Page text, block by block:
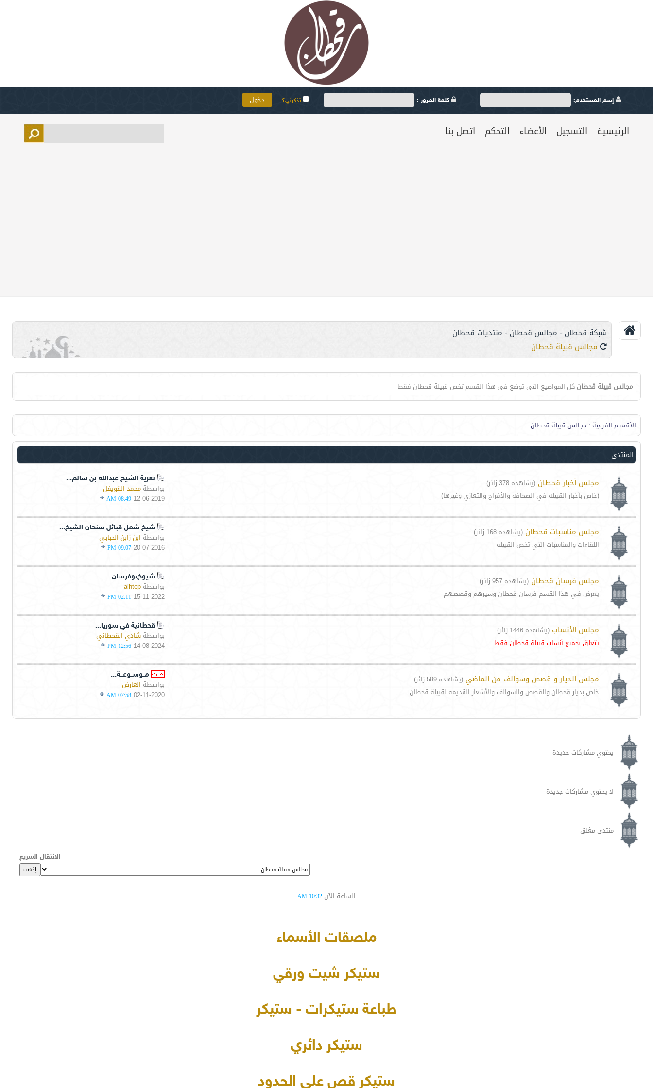
إسم المستخدم: كلمة المرور : تذكرني؟
الرئيسية التسجيل الأعضاء التحكم اتصل بنا
شبكة قحطان - مجالس قحطان - منتديات قحطان
مجالس قبيلة قحطان
مجالس قبيلة قحطان كل المواضيع التي توضع في هذا القسم تخص قبيلة قحطان فقط
الأقسام الفرعية : مجالس قبيلة قحطان
المنتدى
مجلس أخبار قحطان (يشاهده 378 زائر)
(خاص بأخبار القبيله في الصحافه والأفراح والتعازي وغيرها)
تعزية الشيخ عبدالله بن سالم...
بواسطةمحمد القويفل
12-06-2019
08:49 AM
مجلس مناسبات قحطان (يشاهده 168 زائر)
اللقاءات والمناسبات التي تخص القبيله
شيخ شمل قبائل سنحان الشيخ...
بواسطة ابن زابن الحبابي
20-07-2016
09:07 PM
مجلس فرسان قحطان (يشاهده 957 زائر)
يعرض في هذا القسم فرسان قحطان وسيرهم وقصصهم
شيوخ،وفرسان
بواسطةalhtep
15-11-2022
02:11 PM
مجلس الأنساب (يشاهده 1446 زائر)
يتعلق بجميع أنساب قبيلة قحطان فقط
قحطانية في سوريا...
بواسطةشادي القحطاني
14-08-2024
12:56 PM
مجلس الديار و قصص وسوالف من الماضي (يشاهده 599 زائر)
خاص بديار قحطان والقصص والسوالف والأشعار القديمه لقبيلة قحطان
مــوســوعـــة...
بواسطة العارض
02-11-2020
07:58 AM
يحتوي مشاركات جديدة
لا يحتوي مشاركات جديدة
منتدى مغلق
الانتقال السريع
الساعة الآن 10:32 AM
ملصقات الأسماء
ستيكر شيت ورقي
طباعة ستيكرات - ستيكر
ستيكر دائري
ستيكر قص على الحدود